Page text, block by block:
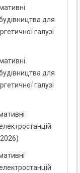
для
галузі
для
галузі